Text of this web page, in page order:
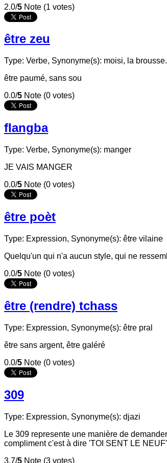
2.0/5 Note (1 votes)
être zeu
Type: Verbe, Synonyme(s): moisi, la
être paumé, sans sou
0.0/5 Note (0 votes)
flangba
Type: Verbe, Synonyme(s): manger
JE VAIS MANGER
0.0/5 Note (0 votes)
être poèt
Type: Expression, Synonyme(s): être vilaine
Quelqu'un qui n'a aucun style, qui ne
0.0/5 Note (0 votes)
être (rendre) tchass
Type: Expression, Synonyme(s): être pral
être sans argent, être galéré
0.0/5 Note (0 votes)
309
Type: Expression, Synonyme(s): djazi
Le 309 represente une manière de
compliment c'est à dire 'TOI SENT LE
3.7/5 Note (3 votes)